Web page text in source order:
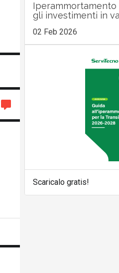
Iperammortamento
gli investimenti in
02 Feb 2026
Scaricalo gratis!